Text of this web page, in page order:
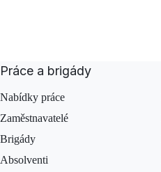
Práce a brigády
Nabídky práce
Zaměstnavatelé
Brigády
Absolventi